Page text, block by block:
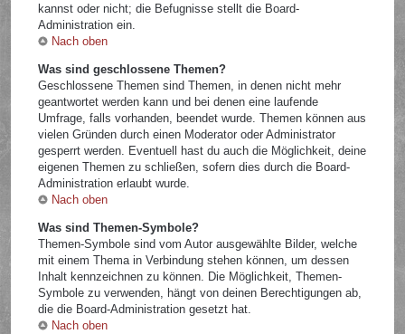
kannst oder nicht; die Befugnisse stellt die Board-
Administration ein.
Nach oben
Was sind geschlossene Themen?
Geschlossene Themen sind Themen, in denen nicht mehr
geantwortet werden kann und bei denen eine laufende
Umfrage, falls vorhanden, beendet wurde. Themen können aus
vielen Gründen durch einen Moderator oder Administrator
gesperrt werden. Eventuell hast du auch die Möglichkeit, deine
eigenen Themen zu schließen, sofern dies durch die Board-
Administration erlaubt wurde.
Nach oben
Was sind Themen-Symbole?
Themen-Symbole sind vom Autor ausgewählte Bilder, welche
mit einem Thema in Verbindung stehen können, um dessen
Inhalt kennzeichnen zu können. Die Möglichkeit, Themen-
Symbole zu verwenden, hängt von deinen Berechtigungen ab,
die die Board-Administration gesetzt hat.
Nach oben